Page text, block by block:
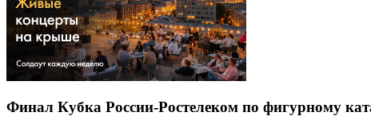
Финал Кубка России-Ростелеком по фигурному